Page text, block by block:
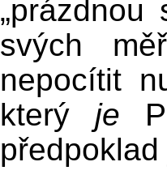
svých
nepocítit
který je